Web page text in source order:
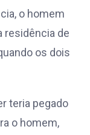
o homem
residência de
os dois
teria pegado
o homem,